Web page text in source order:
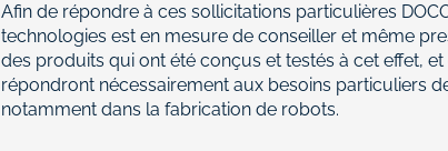
Afin de répondre à ces sollicitations particulières
technologies est en mesure de conseiller et même
des produits qui ont été conçus et testés à cet effet, et
répondront nécessairement aux besoins particuliers
notamment dans la fabrication de robots.